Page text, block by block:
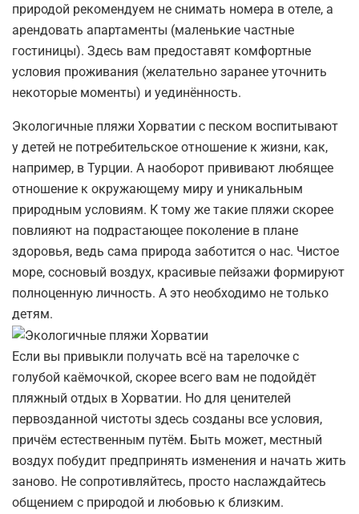
природой рекомендуем не снимать номера в отеле, а
арендовать апартаменты (маленькие частные
гостиницы). Здесь вам предоставят комфортные
условия проживания (желательно заранее уточнить
некоторые моменты) и уединённость.
Экологичные пляжи Хорватии с песком воспитывают
у детей не потребительское отношение к жизни, как,
например, в Турции. А наоборот прививают любящее
отношение к окружающему миру и уникальным
природным условиям. К тому же такие пляжи скорее
повлияют на подрастающее поколение в плане
здоровья, ведь сама природа заботится о нас. Чистое
море, сосновый воздух, красивые пейзажи формируют
полноценную личность. А это необходимо не только
детям.
Если вы привыкли получать всё на тарелочке с
голубой каёмочкой, скорее всего вам не подойдёт
пляжный отдых в Хорватии. Но для ценителей
первозданной чистоты здесь созданы все условия,
причём естественным путём. Быть может, местный
воздух побудит предпринять изменения и начать жить
заново. Не сопротивляйтесь, просто наслаждайтесь
общением с природой и любовью к близким.